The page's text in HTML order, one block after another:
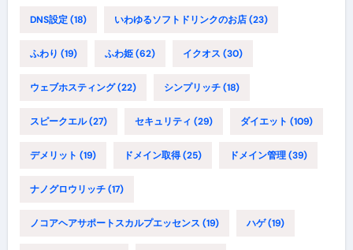
DNS設定(18) いわゆるソフトドリンクのお店(23)
ふわり (19) ふわ姫(62) イクオス (30)
ウェブホスティング(22) シンプリッチ(18)
スピークエル(27) セキュリティ (29) ダイエット (109)
デメリット (19) ドメイン取得(25) ドメイン管理(39)
ナノグロウリッチ(17)
ノコアヘアサポートスカルプエッセンス (19) ハゲ(19)